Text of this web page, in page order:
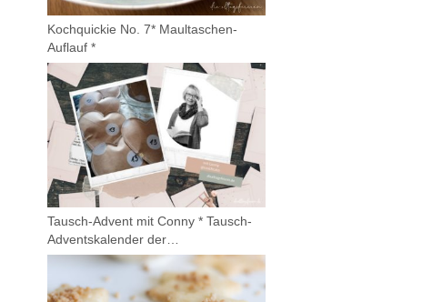
Kochquickie No. 7* Maultaschen-
Auflauf *
Tausch-Advent mit Conny * Tausch-
Adventskalender der…